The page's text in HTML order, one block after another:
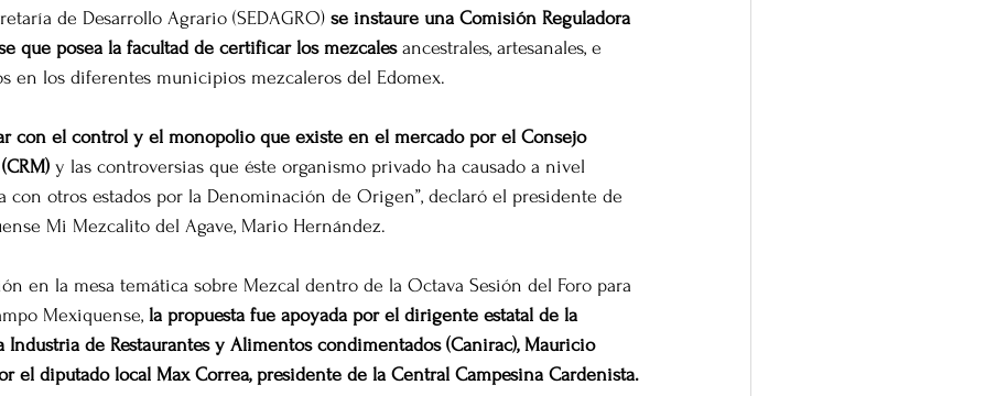
de Desarrollo Agrario (SEDAGRO) se instaure una Comisión Reguladora
que posea la facultad de certificar los mezcales ancestrales, artesanales, e
en los diferentes municipios mezcaleros del Edomex.
con el control y el monopolio que existe en el mercado por el Consejo
y las controversias que éste organismo privado ha causado a nivel
con otros estados por la Denominación de Origen”, declaró el presidente de
Mi Mezcalito del Agave, Mario Hernández.
en la mesa temática sobre Mezcal dentro de la Octava Sesión del Foro para
Mexiquense, la propuesta fue apoyada por el dirigente estatal de la
Industria de Restaurantes y Alimentos condimentados (Canirac), Mauricio
el diputado local Max Correa, presidente de la Central Campesina Cardenista.